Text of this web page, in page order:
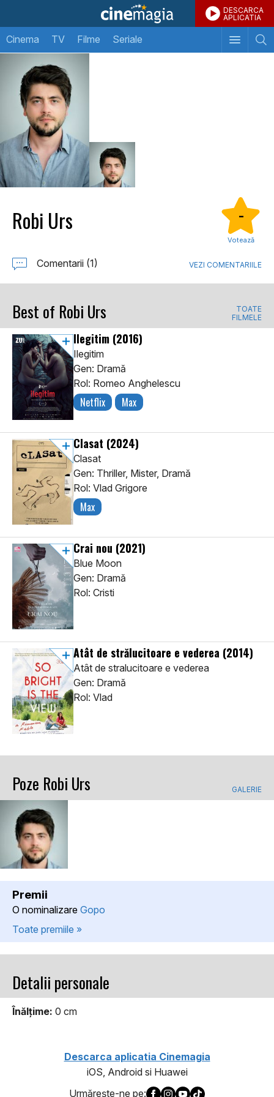
DESCARCA
APLICATIA
Cinema TV Filme Seriale
Robi Urs -
Votează
Comentarii (1) VEZI COMENTARIILE
Best of Robi Urs
TOATE
FILMELE
Ilegitim (2016)
Ilegitim
Gen: Dramă
Rol: Romeo Anghelescu
Netflix Max
Clasat (2024)
Clasat
Gen: Thriller, Mister, Dramă
Rol: Vlad Grigore
Max
Crai nou (2021)
Blue Moon
Gen: Dramă
Rol: Cristi
Atât de strălucitoare e vederea (2014)
Atât de stralucitoare e vederea
Gen: Dramă
Rol: Vlad
Poze Robi Urs GALERIE
Premii
O nominalizare Gopo
Toate premiile »
Detalii personale
Înălţime: 0 cm
Descarca aplicatia Cinemagia
iOS, Android si Huawei
Urmăreşte-ne pe: